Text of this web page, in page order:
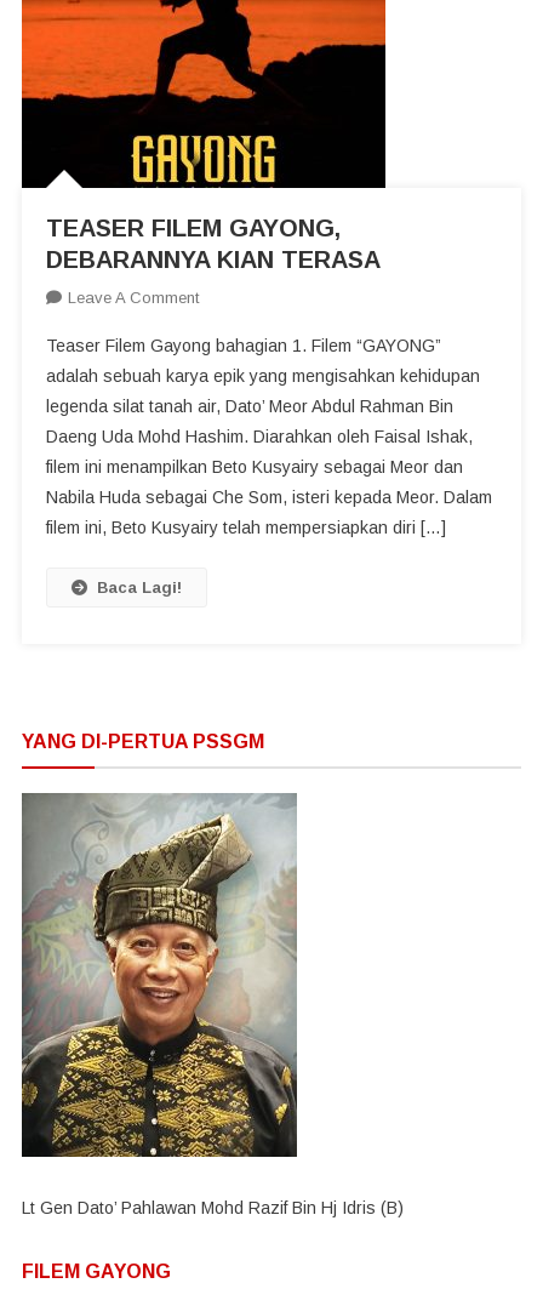
TEASER FILEM GAYONG,
DEBARANNYA KIAN TERASA
Leave A CommentOn
FILEM
GAYONG,
DEBARANNYA
KIAN
TERASA
Teaser Filem Gayong bahagian 1. Filem “GAYONG”
adalah sebuah karya epik yang mengisahkan kehidupan
legenda silat tanah air, Dato’ Meor Abdul Rahman Bin
Daeng Uda Mohd Hashim. Diarahkan oleh Faisal Ishak,
filem ini menampilkan Beto Kusyairy sebagai Meor dan
Nabila Huda sebagai Che Som, isteri kepada Meor. Dalam
filem ini, Beto Kusyairy telah mempersiapkan diri […]
Baca Lagi!
YANG DI-PERTUA PSSGM
Lt Gen Dato’ Pahlawan Mohd Razif Bin Hj Idris (B)
FILEM GAYONG